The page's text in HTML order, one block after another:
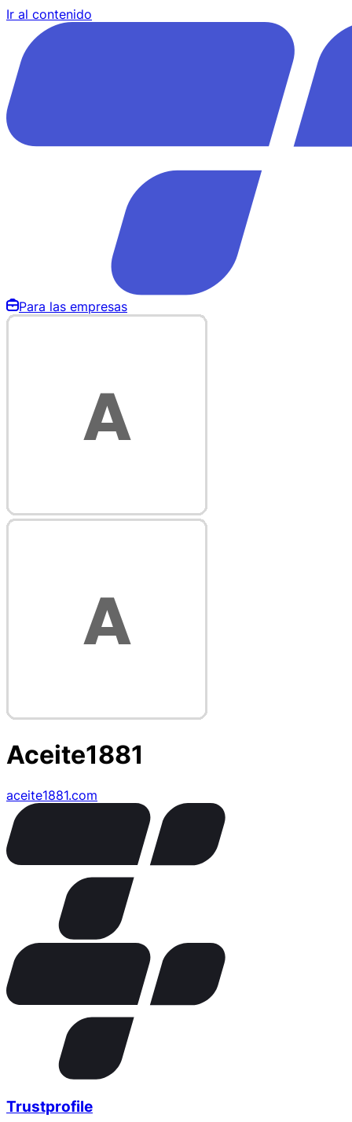
Ir al contenido
Para las empresas
Aceite1881
aceite1881.com
Trustprofile